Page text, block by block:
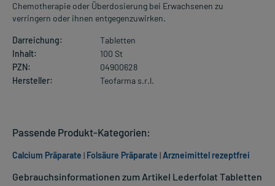
Chemotherapie oder Überdosierung bei Erwachsenen zu
verringern oder ihnen entgegenzuwirken.
Darreichung:
Tabletten
Inhalt:
100 St
PZN:
04900628
Hersteller:
Teofarma s.r.l.
Gebrauchsinformationen zum Artikel Lederfolat Tabletten
Passende Produkt-Kategorien:
Calcium Präparate | Folsäure Präparate |Arzneimittel rezeptfrei